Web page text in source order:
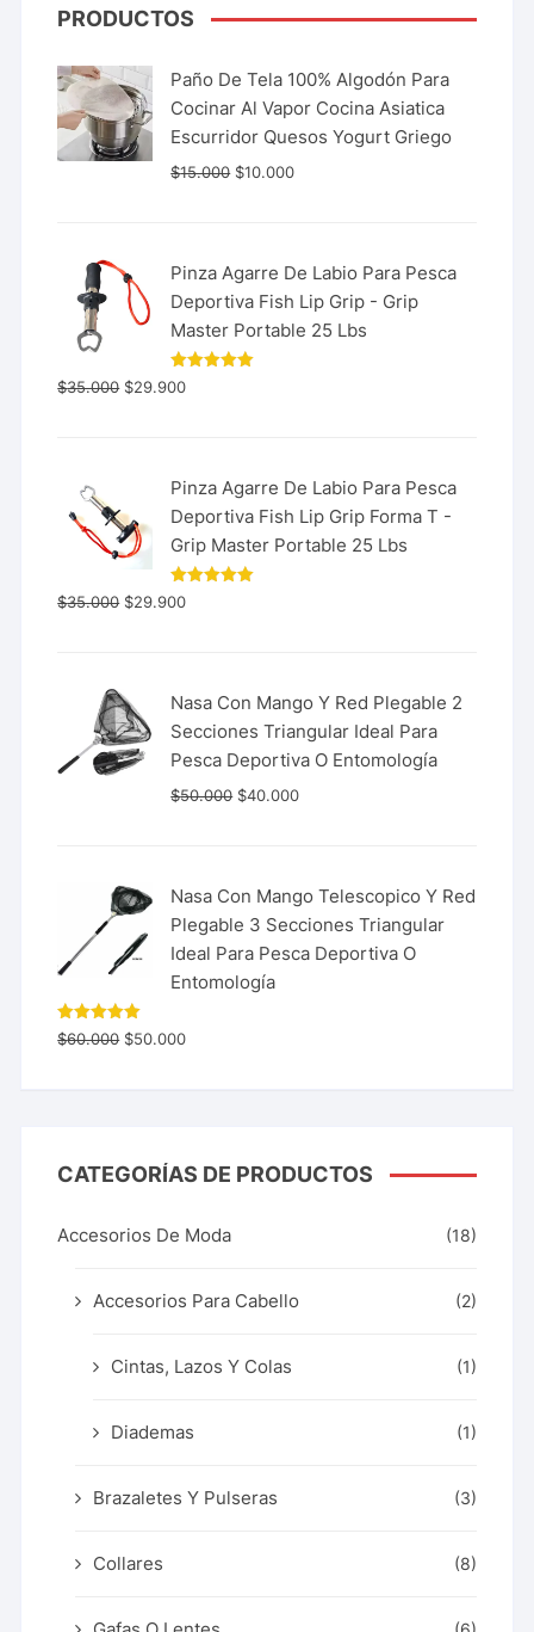
PRODUCTOS
Paño De Tela 100% Algodón Para
Cocinar Al Vapor Cocina Asiatica
Escurridor Quesos Yogurt Griego
$15.000 $10.000
Pinza Agarre De Labio Para Pesca
Deportiva Fish Lip Grip - Grip
Master Portable 25 Lbs
Valorado
con
$35.000 $29.900
Pinza Agarre De Labio Para Pesca
Deportiva Fish Lip Grip Forma T -
Grip Master Portable 25 Lbs
Valorado
con
$35.000 $29.900
Nasa Con Mango Y Red Plegable 2
Secciones Triangular Ideal Para
Pesca Deportiva O Entomología
$50.000 $40.000
Nasa Con Mango Telescopico Y Red
Plegable 3 Secciones Triangular
Ideal Para Pesca Deportiva O
Entomología
Valorado
con 5.00
$60.000 $50.000
CATEGORÍAS DE PRODUCTOS
Accesorios De Moda (18)
Accesorios Para Cabello (2)
Cintas, Lazos Y Colas (1)
Diademas (1)
Brazaletes Y Pulseras (3)
Collares (8)